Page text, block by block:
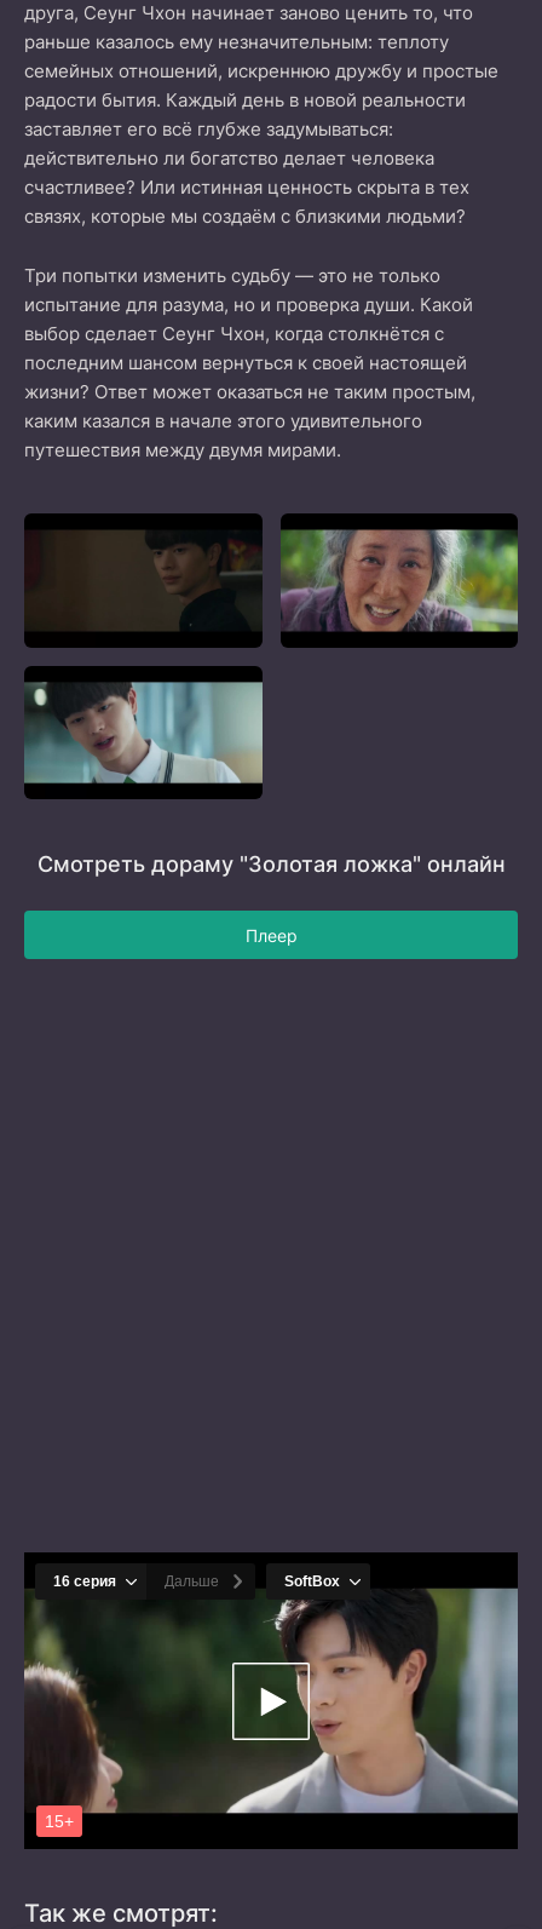
друга, Сеунг Чхон начинает заново ценить то, что
раньше казалось ему незначительным: теплоту
семейных отношений, искреннюю дружбу и простые
радости бытия. Каждый день в новой реальности
заставляет его всё глубже задумываться:
действительно ли богатство делает человека
счастливее? Или истинная ценность скрыта в тех
связях, которые мы создаём с близкими людьми?
Три попытки изменить судьбу — это не только
испытание для разума, но и проверка души. Какой
выбор сделает Сеунг Чхон, когда столкнётся с
последним шансом вернуться к своей настоящей
жизни? Ответ может оказаться не таким простым,
каким казался в начале этого удивительного
путешествия между двумя мирами.
Смотреть дораму "Золотая ложка" онлайн
Плеер
Так же смотрят: